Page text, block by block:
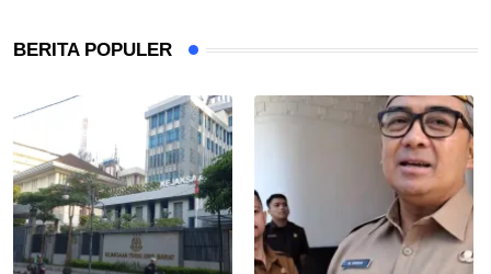
BERITA POPULER